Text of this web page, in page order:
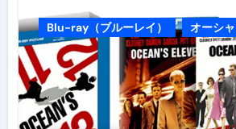
Blu-ray（ブルーレイ） オーシ